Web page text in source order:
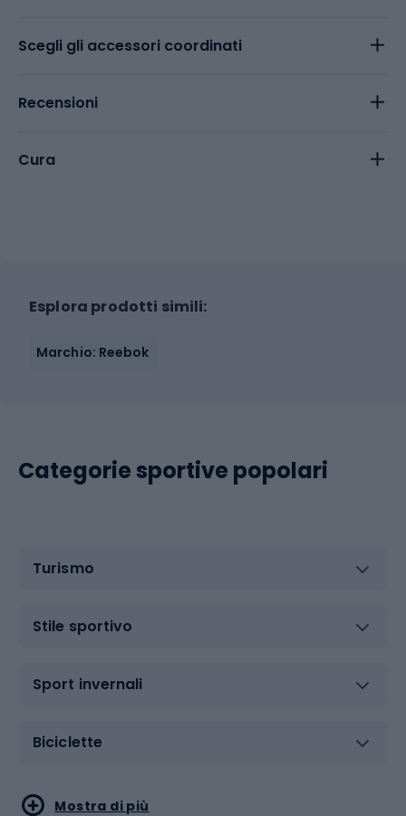
Scegli gli accessori coordinati
Recensioni
Cura
Esplora prodotti simili:
Marchio: Reebok
Categorie sportive popolari
Turismo
Stile sportivo
Sport invernali
Biciclette
Sport acquatici
Sport di arti marziali
Mostra di più